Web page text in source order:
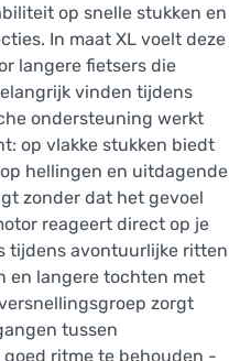
op snelle stukken en
In maat XL voelt deze
langere fietsers die
vinden tijdens
ondersteuning werkt
op vlakke stukken biedt
hellingen en uitdagende
zonder dat het gevoel
reageert direct op je
tijdens avontuurlijke ritten
en langere tochten met
zorgt
tussen
ritme te behouden -